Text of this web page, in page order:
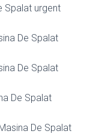
Spalat urgent
De Spalat
De Spalat
De Spalat
De Spalat